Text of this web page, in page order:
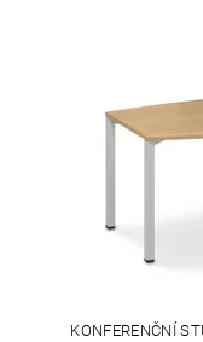
KONFERENČNÍ